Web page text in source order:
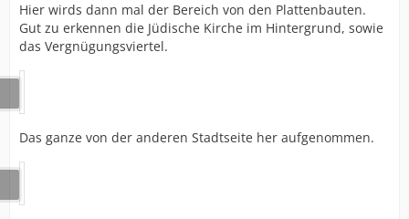
Hier wirds dann mal der Bereich von den Plattenbauten.
Gut zu erkennen die Jüdische Kirche im Hintergrund, sowie
das Vergnügungsviertel.
Das ganze von der anderen Stadtseite her aufgenommen.